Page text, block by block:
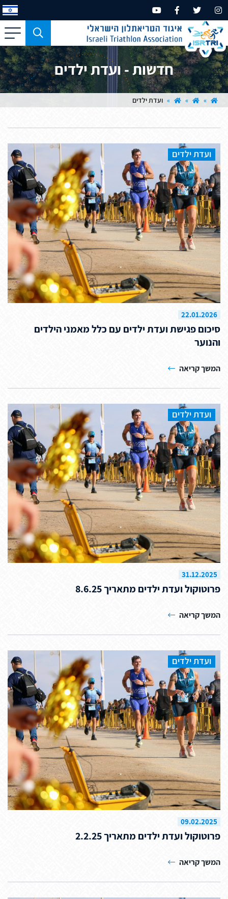
כפתור
משמש
עבור
מכשירים
בעלי
בלבד
חדשות - ועדת ילדים
»
»
» ועדת ילדים
סיכום פגישת ועדת ילדים עם כלל מאמני הילדים
והנוער
22.01.2026
המשך קריאה
ועדת ילדים
פרוטוקול ועדת ילדים מתאריך 8.6.25
31.12.2025
המשך קריאה
ועדת ילדים
פרוטוקול ועדת ילדים מתאריך 2.2.25
09.02.2025
המשך קריאה
ועדת ילדים